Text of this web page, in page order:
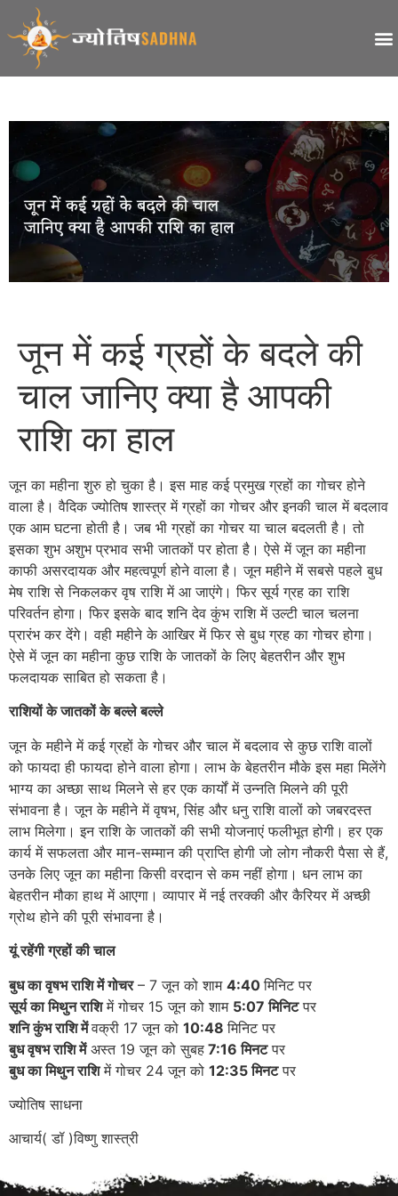
जून में कई ग्रहों के बदले की
चाल जानिए क्या है आपकी
राशि का हाल
जून का महीना शुरु हो चुका है। इस माह कई प्रमुख ग्रहों का गोचर होने
वाला है। वैदिक ज्योतिष शास्त्र में ग्रहों का गोचर और इनकी चाल में बदलाव
एक आम घटना होती है। जब भी ग्रहों का गोचर या चाल बदलती है। तो
इसका शुभ अशुभ प्रभाव सभी जातकों पर होता है। ऐसे में जून का महीना
काफी असरदायक और महत्वपूर्ण होने वाला है। जून महीने में सबसे पहले बुध
मेष राशि से निकलकर वृष राशि में आ जाएंगे। फिर सूर्य ग्रह का राशि
परिवर्तन होगा। फिर इसके बाद शनि देव कुंभ राशि में उल्टी चाल चलना
प्रारंभ कर देंगे। वही महीने के आखिर में फिर से बुध ग्रह का गोचर होगा।
ऐसे में जून का महीना कुछ राशि के जातकों के लिए बेहतरीन और शुभ
फलदायक साबित हो सकता है।
राशियों के जातकों के बल्ले बल्ले
जून के महीने में कई ग्रहों के गोचर और चाल में बदलाव से कुछ राशि वालों
को फायदा ही फायदा होने वाला होगा। लाभ के बेहतरीन मौके इस महा मिलेंगे
भाग्य का अच्छा साथ मिलने से हर एक कार्यों में उन्नति मिलने की पूरी
संभावना है। जून के महीने में वृषभ, सिंह और धनु राशि वालों को जबरदस्त
लाभ मिलेगा। इन राशि के जातकों की सभी योजनाएं फलीभूत होगी। हर एक
कार्य में सफलता और मान-सम्मान की प्राप्ति होगी जो लोग नौकरी पैसा से हैं,
उनके लिए जून का महीना किसी वरदान से कम नहीं होगा। धन लाभ का
बेहतरीन मौका हाथ में आएगा। व्यापार में नई तरक्की और कैरियर में अच्छी
ग्रोथ होने की पूरी संभावना है।
यूं रहेंगी ग्रहों की चाल
बुध का वृषभ राशि में गोचर– 7 जून को शाम 4:40मिनिट पर
सूर्य का मिथुन राशिमें गोचर 15 जून को शाम 5:07 मिनिटपर
शनि कुंभ राशि मेंवक्री 17 जून को 10:48मिनिट पर
बुध वृषभ राशि मेंअस्त 19 जून को सुबह 7:16 मिनटपर
बुध का मिथुन राशिमें गोचर 24 जून को 12:35 मिनटपर
ज्योतिष साधना
आचार्य( डॉ )विष्णु शास्त्री